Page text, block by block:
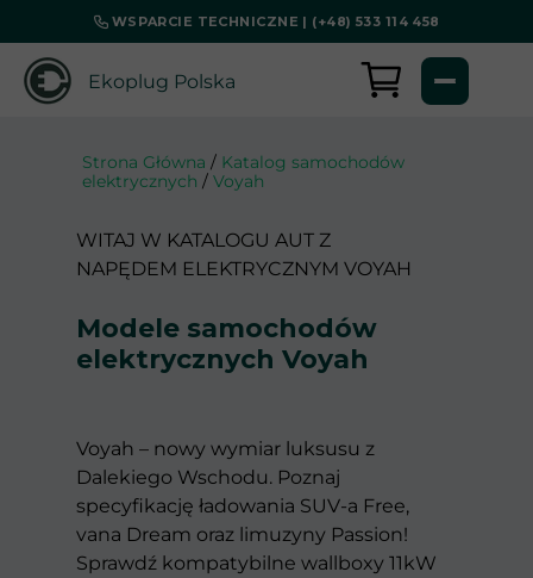
WSPARCIE TECHNICZNE | (+48) 533 114 458
Ekoplug Polska
Strona Główna / Katalog samochodów
elektrycznych / Voyah
WITAJ W KATALOGU AUT Z
NAPĘDEM ELEKTRYCZNYM VOYAH
Modele samochodów
elektrycznych Voyah
Voyah – nowy wymiar luksusu z
Dalekiego Wschodu. Poznaj
specyfikację ładowania SUV-a Free,
vana Dream oraz limuzyny Passion!
Sprawdź kompatybilne wallboxy 11kW